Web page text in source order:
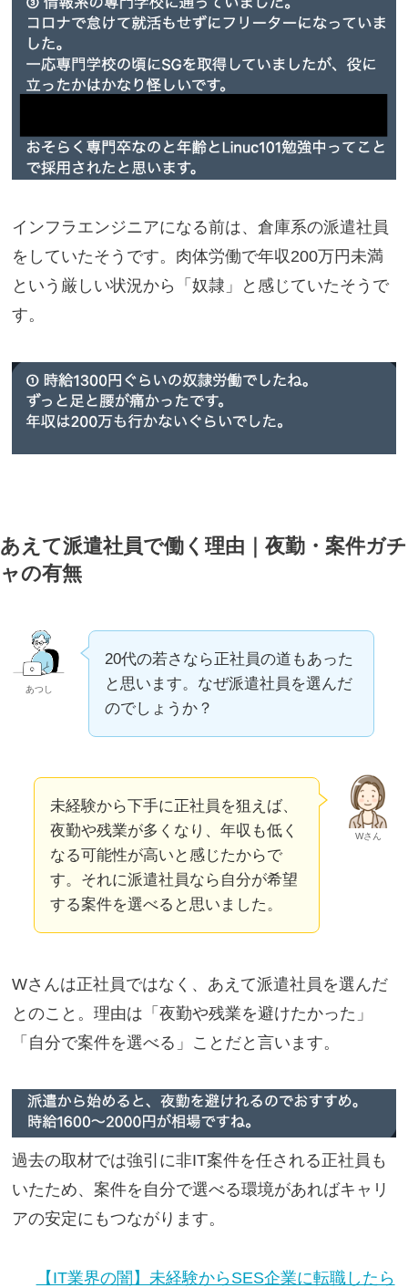
インフラエンジニアになる前は、倉庫系の派遣社員
をしていたそうです。肉体労働で年収200万円未満
という厳しい状況から「奴隷」と感じていたそうで
す。
あえて派遣社員で働く理由｜夜勤・案件ガチ
ャの有無
あつし
20代の若さなら正社員の道もあった
と思います。なぜ派遣社員を選んだ
のでしょうか？
Wさん
未経験から下手に正社員を狙えば、
夜勤や残業が多くなり、年収も低く
なる可能性が高いと感じたからで
す。それに派遣社員なら自分が希望
する案件を選べると思いました。
Wさんは正社員ではなく、あえて派遣社員を選んだ
とのこと。理由は「夜勤や残業を避けたかった」
「自分で案件を選べる」ことだと言います。
過去の取材では強引に非IT案件を任される正社員も
いたため、案件を自分で選べる環境があればキャリ
アの安定にもつながります。
【IT業界の闇】未経験からSES企業に転職したら